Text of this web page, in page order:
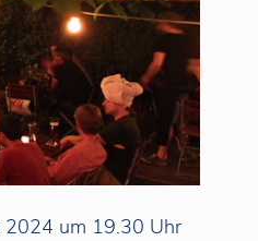
2024 um 19.30 Uhr